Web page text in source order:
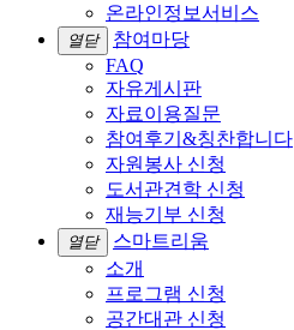
온라인정보서비스
열닫
참여마당
FAQ
자유게시판
자료이용질문
참여후기&칭찬합니다
자원봉사 신청
도서관견학 신청
재능기부 신청
열닫
스마트리움
소개
프로그램 신청
공간대관 신청